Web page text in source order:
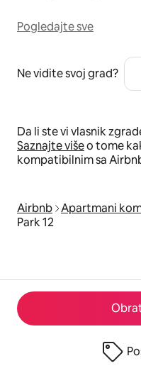
Pogledajte sve
Ne vidite svoj grad?
Da li ste vi vlasnik
Saznajte višeo tome
kompatibilnim sa
Airbnb Apartmani
Park 12